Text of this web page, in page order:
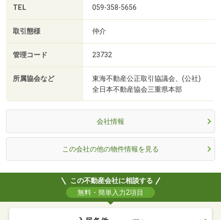
TEL 059-358-5656
取引態様 仲介
管理コード 23732
所属協会など
東海不動産公正取引協議会、(公社)
全日本不動産協会三重県本部
会社情報
この会社の他の物件情報を見る
この不動産会社に相談する
無料・簡単入力2項目